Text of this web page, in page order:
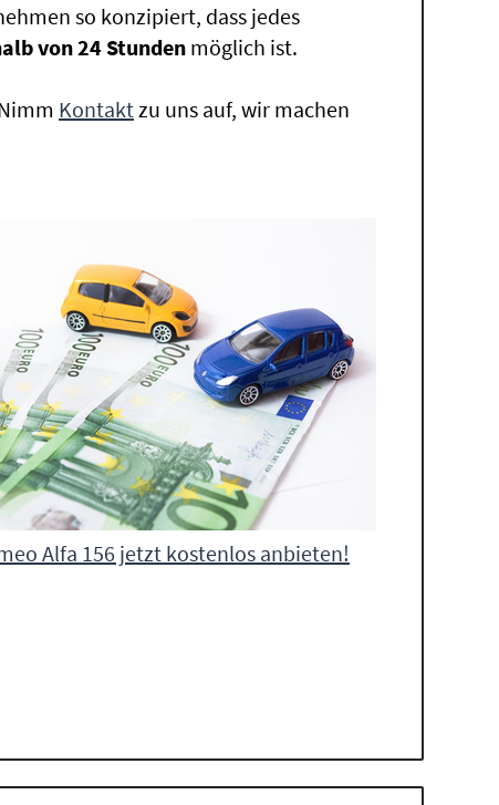
so konzipiert, dass jedes
von 24 Stunden möglich ist.
Kontaktzu uns auf, wir machen
Alfa 156 jetzt kostenlos anbieten!